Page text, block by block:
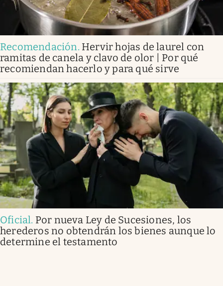
Recomendación. Hervir hojas de laurel con
ramitas de canela y clavo de olor | Por qué
recomiendan hacerlo y para qué sirve
Oficial. Por nueva Ley de Sucesiones, los
herederos no obtendrán los bienes aunque lo
determine el testamento